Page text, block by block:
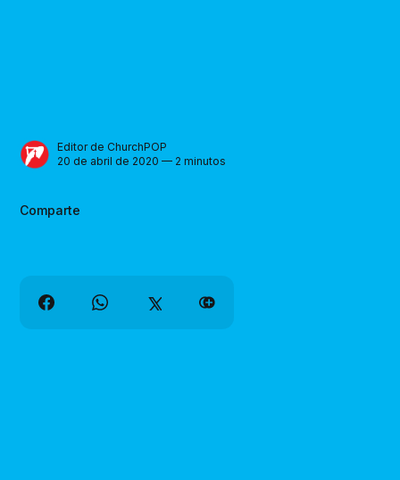
Editor de ChurchPOP
20 de abril de 2020 — 2 minutos
Comparte